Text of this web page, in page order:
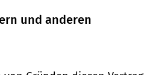
und anderen